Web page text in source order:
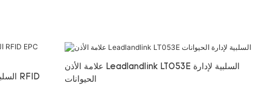
علامة الأذن Leadlandlink LT053E السلبية لإدارة
الحيوانات